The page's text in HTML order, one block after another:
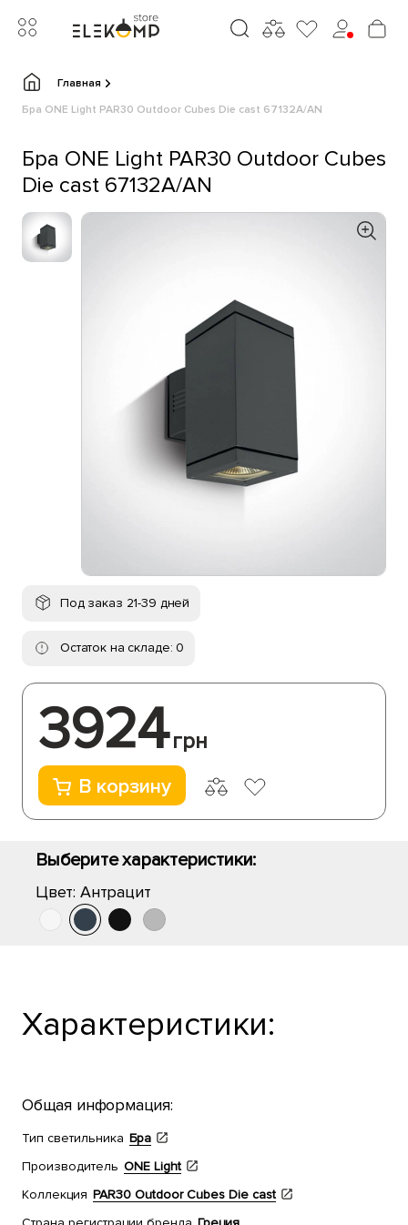
Главная
Бра ONE Light PAR30 Outdoor Cubes Die cast 67132A/AN
Бра ONE Light PAR30 Outdoor Cubes
Die cast 67132A/AN
Под заказ 21-39 дней
Остаток на складе: 0
3924грн
В корзину
Выберите характеристики:
Цвет: Антрацит
Характеристики:
Общая информация:
Тип светильника Бра
Производитель ONE Light
Коллекция PAR30 Outdoor Cubes Die cast